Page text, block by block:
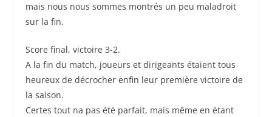
mais nous nous sommes montrés un peu maladroit
sur la fin.
Score final, victoire 3-2.
A la fin du match, joueurs et dirigeants étaient tous
heureux de décrocher enfin leur première victoire de
la saison.
Certes tout na pas été parfait, mais même en étant